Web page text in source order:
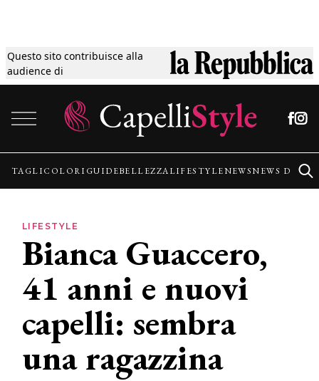
Questo sito contribuisce alla
audience di
Tagli
Colori
Guide
Lifestyle
News
News
TAGLICOLORI GUIDEBELLEZZALIFESTYLENEWSNEWS
LIFESTYLE
Bianca Guaccero,
41 anni e nuovi
capelli: sembra
una ragazzina